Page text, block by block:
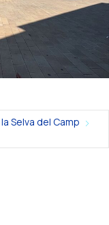
Selva del Camp